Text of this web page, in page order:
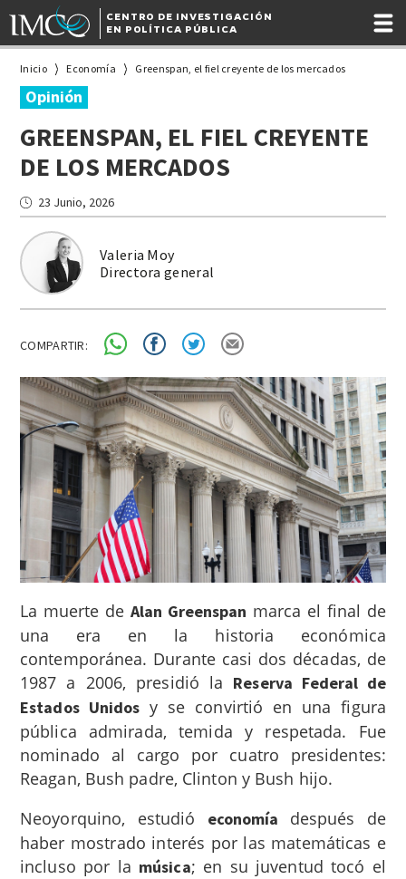
CENTRO DE INVESTIGACIÓN
EN POLÍTICA PÚBLICA
Inicio Economía Greenspan, el fiel creyente de los mercados
Opinión
GREENSPAN, EL FIEL CREYENTE
DE LOS MERCADOS
Valeria Moy
Directora general
23 Junio, 2026
COMPARTIR:
La muerte de Alan Greenspan marca el final de
una era en la historia económica
contemporánea. Durante casi dos décadas, de
1987 a 2006, presidió la Reserva Federal de
Estados Unidos y se convirtió en una figura
pública admirada, temida y respetada. Fue
nominado al cargo por cuatro presidentes:
Reagan, Bush padre, Clinton y Bush hijo.
Neoyorquino, estudió economía después de
haber mostrado interés por las matemáticas e
incluso por la música; en su juventud tocó el